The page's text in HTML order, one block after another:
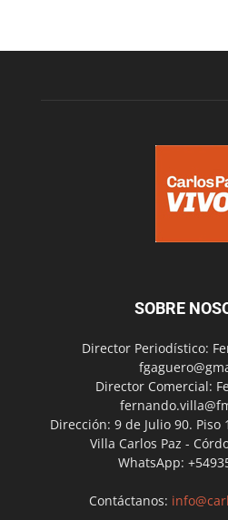
SOBRE
Director Periodístico:
Director Comercial:
Dirección: 9 de Julio 90. Piso
Villa Carlos Paz -
WhatsApp:
Contáctanos: